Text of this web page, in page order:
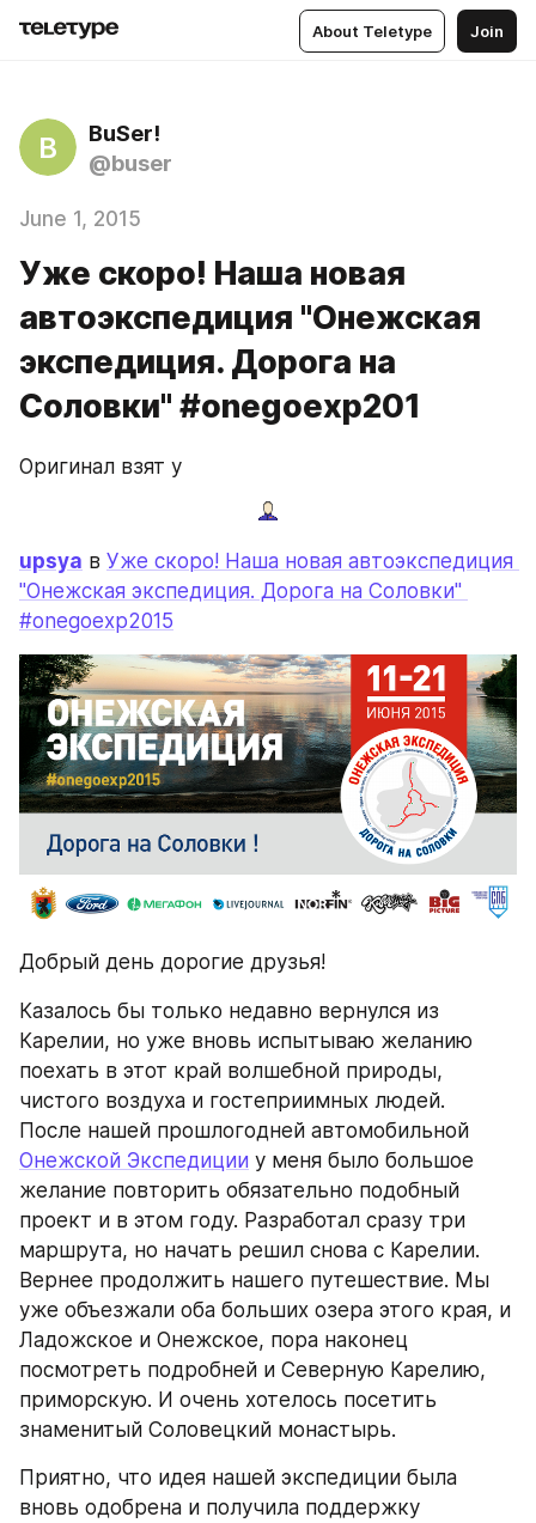
About Teletype Join
B
BuSer!
@buser
June 1, 2015
Уже скоро! Наша новая
автоэкспедиция "Онежская
экспедиция. Дорога на
Соловки" #onegoexp201
Оригинал взят у
upsya в Уже скоро! Наша новая автоэкспедиция
"Онежская экспедиция. Дорога на Соловки"
#onegoexp2015
Добрый день дорогие друзья!
Казалось бы только недавно вернулся из
Карелии, но уже вновь испытываю желанию
поехать в этот край волшебной природы,
чистого воздуха и гостеприимных людей.
Онежской Экспедиции у меня было большое
желание повторить обязательно подобный
проект и в этом году. Разработал сразу три
маршрута, но начать решил снова с Карелии.
Вернее продолжить нашего путешествие. Мы
уже объезжали оба больших озера этого края, и
Ладожское и Онежское, пора наконец
посмотреть подробней и Северную Карелию,
приморскую. И очень хотелось посетить
знаменитый Соловецкий монастырь.
Приятно, что идея нашей экспедиции была